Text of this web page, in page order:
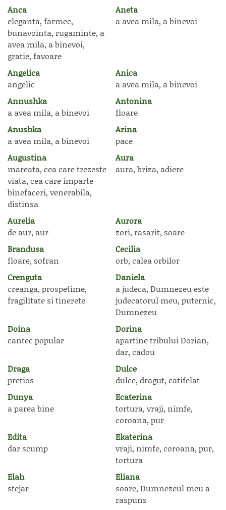
Anca
eleganta, farmec,
bunavointa, rugaminte, a
avea mila, a binevoi,
gratie, favoare
Aneta
a avea mila, a binevoi
Angelica
angelic
Anica
a avea mila, a binevoi
Annushka
a avea mila, a binevoi
Antonina
floare
Anushka
a avea mila, a binevoi
Arina
pace
Augustina
mareata, cea care trezeste
viata, cea care imparte
binefaceri, venerabila,
distinsa
Aura
aura, briza, adiere
Aurelia
de aur, aur
Aurora
zori, rasarit, soare
Brandusa
floare, sofran
Cecilia
orb, calea orbilor
Crenguta
creanga, prospetime,
fragilitate si tinerete
Daniela
a judeca, Dumnezeu este
judecatorul meu, puternic,
Dumnezeu
Doina
cantec popular
Dorina
apartine tribului Dorian,
dar, cadou
Draga
pretios
Dulce
dulce, dragut, catifelat
Dunya
a parea bine
Ecaterina
tortura, vraji, nimfe,
coroana, pur
Edita
dar scump
Ekaterina
vraji, nimfe, coroana, pur,
tortura
Elah
stejar
Eliana
soare, Dumnezeul meu a
raspuns